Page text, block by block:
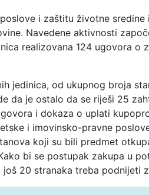
i zaštitu životne
Navedene aktivnosti
realizovana 124 ugovora o
jedinica, od ukupnog broja
da je ostalo da se riješi 25
i dokaza o uplati
i imovinsko-pravne
koji su bili predmet
bi se postupak zakupa u
20 stranaka treba podnijeti